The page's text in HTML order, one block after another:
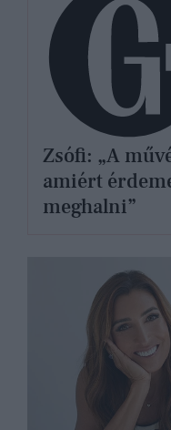
Zsófi: „A
amiért
meghalni”